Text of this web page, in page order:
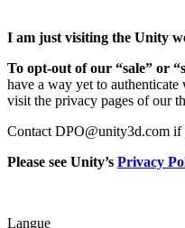
I am just visiting the Unity
To opt-out of our “sale” or
have a way yet to
visit the privacy pages of our
Contact DPO@unity3d.com if
Please see Unity’s Privacy
Langue